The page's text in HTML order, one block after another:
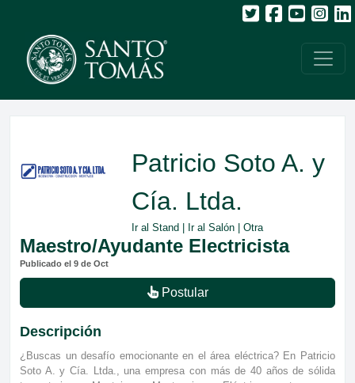
Patricio Soto A. y
Cía. Ltda.
Ir al Stand Ir al Salón| Otra
Maestro/Ayudante Electricista
Publicado el 9 de Oct
Postular
Descripción
¿Buscas un desafío emocionante en el área eléctrica? En Patricio
Soto A. y Cía. Ltda., una empresa con más de 40 años de sólida